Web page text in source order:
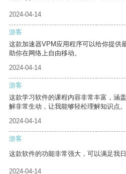
2024-04-14
游客
这款加速器VPM应用程序可以给你提供
助你在网络上自由移动。
2024-04-14
游客
这款学习软件的课程内容非常丰富，涵
解非常生动，让我能够轻松理解知识点。
2024-04-14
游客
这款软件的功能非常强大，可以满足我日
2024-04-14